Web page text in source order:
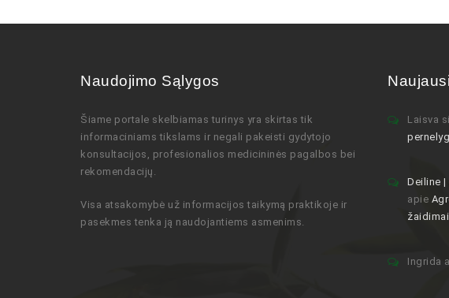
Naudojimo Sąlygos
Šiame portale skelbiamas turinys yra skirtas tik
informaciniams tikslams ir negali pakeisti gydytojo
konsultacijos,
profesionalios medicininės pagalbos bei
rekomendacijų
Visa atsakomybė už informacijos taikymą praktikoje ir
pasekmes tenka ją naudojantiems asmenims.
Laisva
Deiline
apie
žaidimai
Ingrida